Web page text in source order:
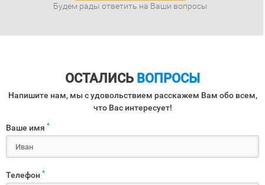
Будем рады ответить на Ваши вопросы
ОСТАЛИСЬ ВОПРОСЫ
Напишите нам, мы с удовольствием расскажем Вам обо всем,
что Вас интересует!
Ваше имя *
Телефон *